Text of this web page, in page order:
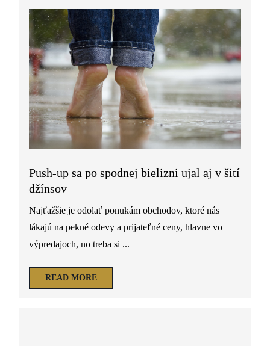
Push-up sa po spodnej bielizni ujal aj v šití
džínsov
Najťažšie je odolať ponukám obchodov, ktoré nás
lákajú na pekné odevy a prijateľné ceny, hlavne vo
výpredajoch, no treba si ...
READ MORE